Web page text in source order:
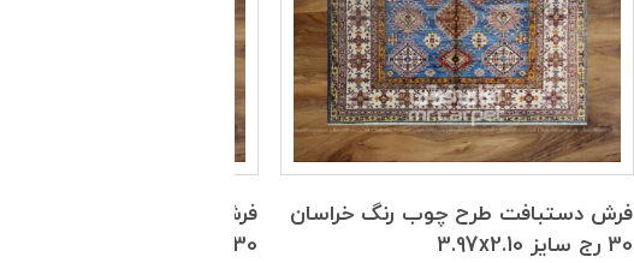
فرش دستبافت طرح چوب رنگ خراسان
30 رج سایز 3.97x2.10
فرش دستبافت طرح چوب
30 رج سایز 2.60x1.89